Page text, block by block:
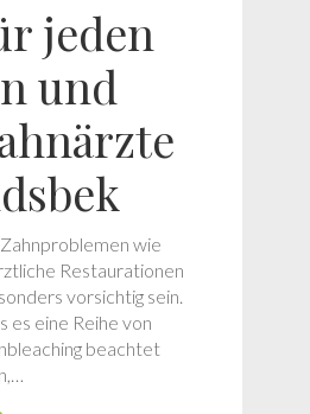
jeden
und
wie
Restaurationen
vorsichtig sein.
es eine Reihe von
beachtet